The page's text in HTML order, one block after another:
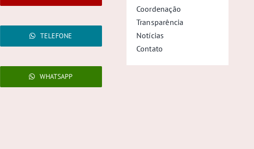
TELEFONE
WHATSAPP
Coordenação
Transparência
Notícias
Contato